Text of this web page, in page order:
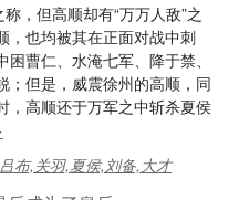
，但高顺却有“万万人敌”之
，也均被其在正面对战中刺
曹仁、水淹七军、降于禁、
；但是，威震徐州的高顺，同
，高顺还于万军之中斩杀夏侯
布,关羽,夏侯,刘备,大才